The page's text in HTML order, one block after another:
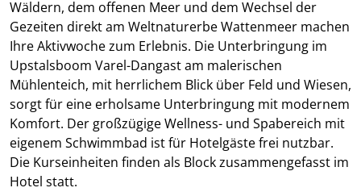
Wäldern, dem offenen Meer und dem Wechsel der
Gezeiten direkt am Weltnaturerbe Wattenmeer machen
Ihre Aktivwoche zum Erlebnis. Die Unterbringung im
Upstalsboom Varel-Dangast am malerischen
Mühlenteich, mit herrlichem Blick über Feld und Wiesen,
sorgt für eine erholsame Unterbringung mit modernem
Komfort. Der großzügige Wellness- und Spabereich mit
eigenem Schwimmbad ist für Hotelgäste frei nutzbar.
Die Kurseinheiten finden als Block zusammengefasst im
Hotel statt.